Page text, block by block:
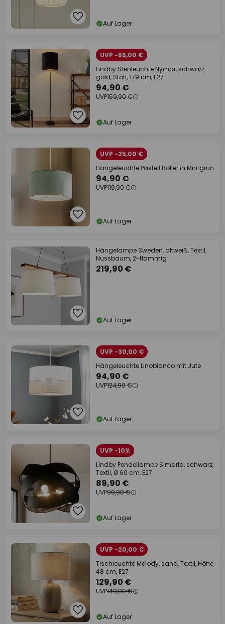
Auf Lager
UVP -65,00 €
Lindby Stehleuchte Nymar, schwarz-
gold, Stoff, 179 cm, E27
94,90 €
UVP159,90 €
Auf Lager
UVP -25,00 €
Hängeleuchte Pastell Roller in Mintgrün
94,90 €
UVP119,90 €
Auf Lager
Hängelampe Sweden, altweiß, Textil,
Nussbaum, 2-flammig
219,90 €
Auf Lager
UVP -30,00 €
Hängeleuchte Linobianco mit Jute
94,90 €
UVP124,90 €
Auf Lager
UVP -10%
Lindby Pendellampe Simaria, schwarz,
Textil, Ø 60 cm, E27
89,90 €
UVP99,90 €
Auf Lager
UVP -20,00 €
Tischleuchte Melody, sand, Textil, Höhe
48 cm, E27
129,90 €
UVP149,90 €
Auf Lager